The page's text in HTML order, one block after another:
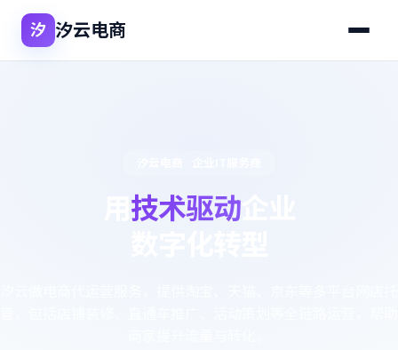
汐 汐云电商
技术驱动企业